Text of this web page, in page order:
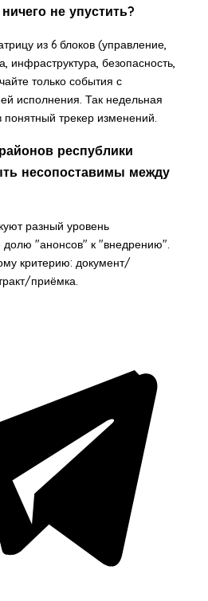
не упустить?
из 6 блоков (управление,
инфраструктура, безопасность,
только события с
исполнения. Так недельная
трекер изменений.
республики
несопоставимы между
разный уровень
долю "анонсов" к "внедрению".
критерию: документ/
приёмка.